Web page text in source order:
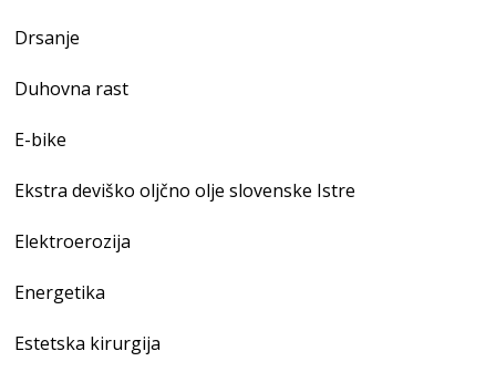
Drsanje
Duhovna rast
E-bike
Ekstra deviško oljčno olje slovenske Istre
Elektroerozija
Energetika
Estetska kirurgija